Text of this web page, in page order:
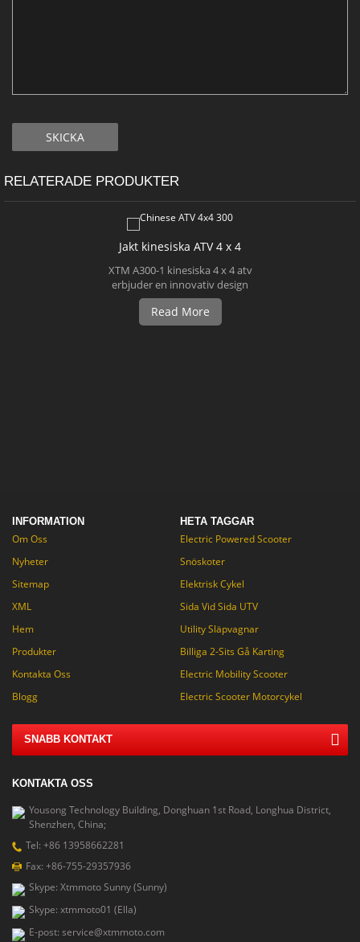
RELATERADE PRODUKTER
Jakt kinesiska ATV 4 x 4
XTM A300-1 kinesiska 4 x 4 atv
erbjuder en innovativ design
och hög kvalitet
passform.Kraftfull 300cc 4-
takts vattenkyld motor, valbar
Read More
INFORMATION
Om Oss
Nyheter
Sitemap
XML
Hem
Produkter
Kontakta Oss
Blogg
HETA TAGGAR
Electric Powered Scooter
Snöskoter
Elektrisk Cykel
Sida Vid Sida UTV
Utility Släpvagnar
Billiga 2-Sits Gå Karting
Electric Mobility Scooter
Electric Scooter Motorcykel
SNABB KONTAKT
KONTAKTA OSS
Yousong Technology Building, Donghuan 1st Road, Longhua District,
Shenzhen, China;
Tel: +86 13958662281
Fax: +86-755-29357936
Skype: Xtmmoto Sunny (Sunny)
Skype: xtmmoto01 (Ella)
E-post: service@xtmmoto.com